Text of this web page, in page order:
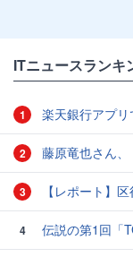
ITニュースランキ
1 楽天銀行アプ
2 藤原竜也さん、「SKYSEA Client
3 【レポート】区
4 伝説の第1回「TGS」…東京